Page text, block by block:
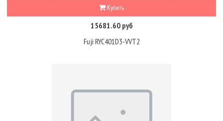
Купить
15681.60 руб
Fuji RYC401D3-VVT2